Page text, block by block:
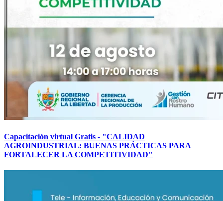
Capacitación virtual Gratis - "CALIDAD
AGROINDUSTRIAL: BUENAS PRÁCTICAS PARA
FORTALECER LA COMPETITIVIDAD"